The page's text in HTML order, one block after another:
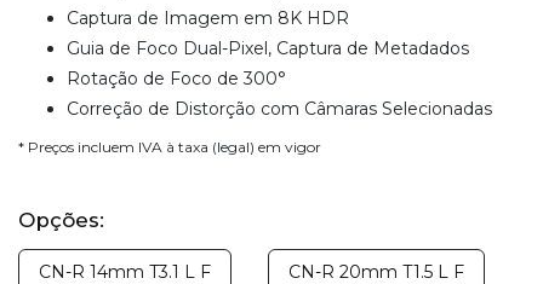
Captura de Imagem em 8K HDR
Guia de Foco Dual-Pixel, Captura de Metadados
Rotação de Foco de 300°
Correção de Distorção com Câmaras Selecionadas
* Preços incluem IVA à taxa (legal) em vigor
Opções:
CN-R 14mm T3.1 L F CN-R 20mm T1.5 L F